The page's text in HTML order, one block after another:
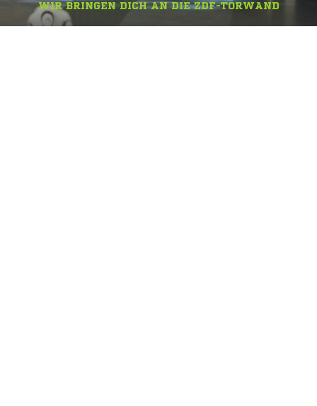
WIR BRINGEN DICH AN DIE ZDF-TORWAND